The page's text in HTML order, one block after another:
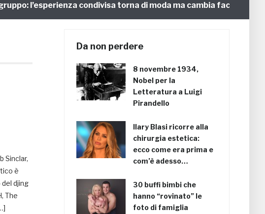
l’esperienza condivisa torna di moda ma cambia faccia
Sinclar,
è
djing
The
Da non perdere
8 novembre 1934,
Nobel per la
Letteratura a Luigi
Pirandello
Ilary Blasi ricorre alla
chirurgia estetica:
ecco come era prima e
com’è adesso…
30 buffi bimbi che
hanno “rovinato” le
foto di famiglia